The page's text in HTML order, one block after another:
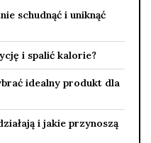
schudnąć i uniknąć
i spalić kalorie?
idealny produkt dla
i jakie przynoszą